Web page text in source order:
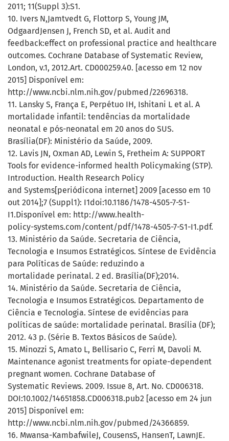
2011; 11(Suppl 3):S1.
10. Ivers N,Jamtvedt G, Flottorp S, Young JM,
OdgaardJensen J, French SD, et al. Audit and
feedback:effect on professional practice and healthcare
outcomes. Cochrane Database of Systematic Review,
London, v.1, 2012.Art. CD000259.40. [acesso em 12 nov
2015] Disponível em:
http://www.ncbi.nlm.nih.gov/pubmed/22696318.
11. Lansky S, França E, Perpétuo IH, Ishitani L et al. A
mortalidade infantil: tendências da mortalidade
neonatal e pós-neonatal em 20 anos do SUS.
Brasília(DF): Ministério da Saúde, 2009.
12. Lavis JN, Oxman AD, Lewin S, Fretheim A: SUPPORT
Tools for evidence-informed health Policymaking (STP).
Introduction. Health Research Policy
and Systems[periódicona internet] 2009 [acesso em 10
out 2014];7 (Suppl1): I1doi:10.1186/1478-4505-7-S1-
I1.Disponível em: http://www.health-
policy-systems.com/content/pdf/1478-4505-7-S1-I1.pdf.
13. Ministério da Saúde. Secretaria de Ciência,
Tecnologia e Insumos Estratégicos. Síntese de Evidência
para Políticas de Saúde: reduzindo a
mortalidade perinatal. 2 ed. Brasília(DF);2014.
14. Ministério da Saúde. Secretaria de Ciência,
Tecnologia e Insumos Estratégicos. Departamento de
Ciência e Tecnologia. Síntese de evidências para
políticas de saúde: mortalidade perinatal. Brasília (DF);
2012. 43 p. (Série B. Textos Básicos de Saúde).
15. Minozzi S, Amato L, Bellisario C, Ferri M, Davoli M.
Maintenance agonist treatments for opiate-dependent
pregnant women. Cochrane Database of
Systematic Reviews. 2009. Issue 8, Art. No. CD006318.
DOI:10.1002/14651858.CD006318.pub2 [acesso em 24 jun
2015] Disponível em:
http://www.ncbi.nlm.nih.gov/pubmed/24366859.
16. Mwansa-KambafwileJ, CousensS, HansenT, LawnJE.